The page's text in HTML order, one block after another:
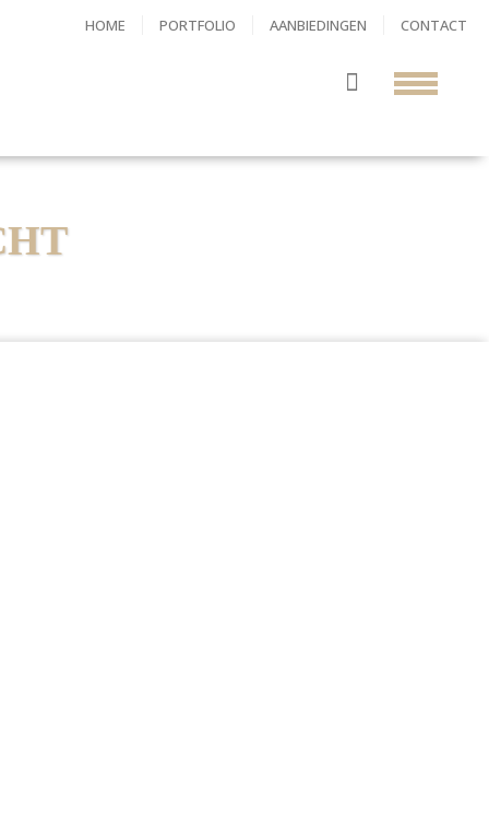
HOME PORTFOLIO AANBIEDINGEN CONTACT